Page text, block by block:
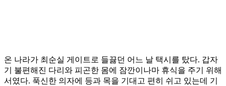
온 나라가 최순실 게이트로 들끓던 어느 날 택시를 탔다. 갑자
기 불편해진 다리와 피곤한 몸에 잠깐이나마 휴식을 주기 위해
서였다. 푹신한 의자에 등과 목을 기대고 편히 쉬고 있는데 기